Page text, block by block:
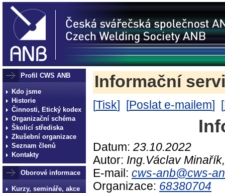
Profil CWS ANB
Kdo jsme
Historie
Činnosti, Etický kodex
Organizační schéma
Školicí střediska
Zkušební organizace
Seznam členů
Kontakty
Oborové informace
Kurzy, semináře, akce
Informační
[Tisk] [Poslat e-mailem] [
Datum: 23.10.2022
Autor: Ing.Václav
E-mail: cws-anb@cws-
Organizace: 68380704